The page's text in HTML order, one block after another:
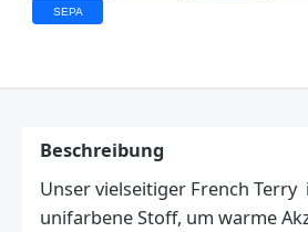
SEPA
Beschreibung
Unser vielseitiger French
unifarbene Stoff, um warme